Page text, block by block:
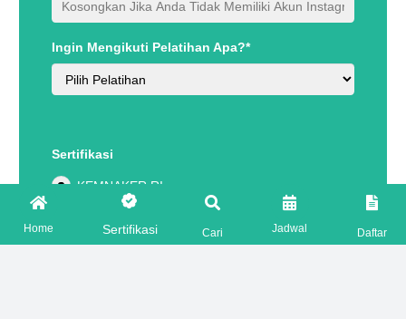
Ingin Mengikuti Pelatihan Apa?*
Sertifikasi
KEMNAKER RI
OFFSHORE
Home Sertifikasi Cari Jadwal Daftar